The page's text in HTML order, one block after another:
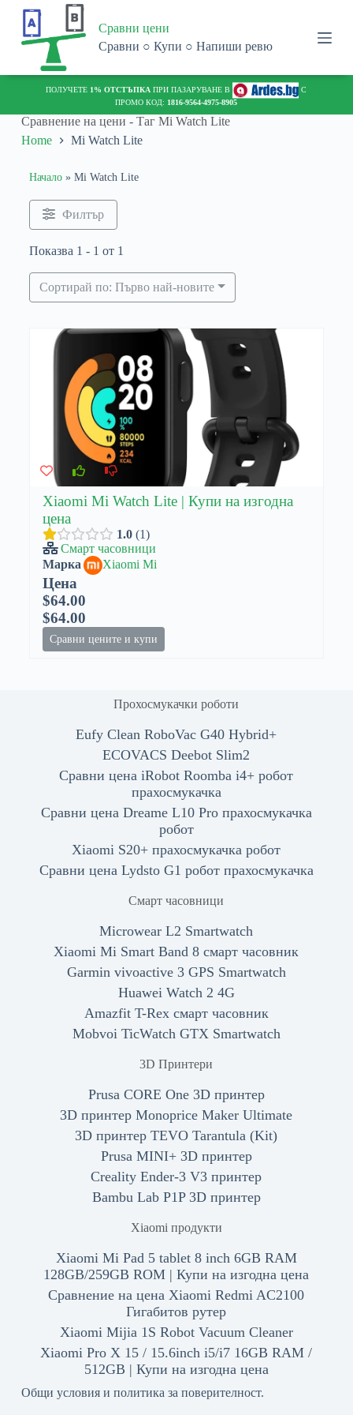
o
Сравни цени
Сравни ○ Купи ○ Напиши ревю
ПОЛУЧЕТЕ 1% ОТСТЪПКА ПРИ ПАЗАРУВАНЕ В
С
ПРОМО КОД: 1816-9564-4975-8905
Сравнение на цени - ТагMi Watch Lite
Home
Mi Watch Lite
Начало» Mi Watch Lite
Филтър
Показва 1 - 1 от 1
Сортирай по: Първо най-новите
Xiaomi Mi Watch Lite | Купи на изгодна
цена
1.0 1
Смарт часовници
Марка
Xiaomi Mi
Цена
$64.00
$64.00
Сравни цените и купи
Прохосмукачки роботи
Eufy Clean RoboVac G40 Hybrid+
ECOVACS Deebot Slim2
Сравни цена iRobot Roomba i4+ робот
прахосмукачка
Сравни цена Dreame L10 Pro прахосмукачка
робот
Xiaomi S20+ прахосмукачка робот
Сравни цена Lydsto G1 робот прахосмукачка
Смарт часовници
Microwear L2 Smartwatch
Xiaomi Mi Smart Band 8 смарт часовник
Garmin vivoactive 3 GPS Smartwatch
Huawei Watch 2 4G
Amazfit T-Rex смарт часовник
Mobvoi TicWatch GTX Smartwatch
3D Принтери
Prusa CORE One 3D принтер
3D принтер Monoprice Maker Ultimate
3D принтер TEVO Tarantula (Kit)
Prusa MINI+ 3D принтер
Creality Ender-3 V3 принтер
Bambu Lab P1P 3D принтер
Xiaomi продукти
Xiaomi Mi Pad 5 tablet 8 inch 6GB RAM
128GB/259GB ROM | Купи на изгодна цена
Сравнение на цена Xiaomi Redmi AC2100
Гигабитов рутер
Xiaomi Mijia 1S Robot Vacuum Cleaner
Xiaomi Pro X 15 / 15.6inch i5/i7 16GB RAM /
512GB | Купи на изгодна цена
Общи условия и политика за поверителност.